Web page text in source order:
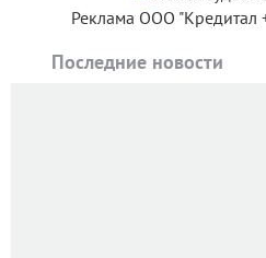
Реклама ООО
Последние новости